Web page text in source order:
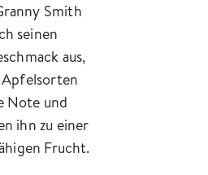
Smith
seinen
aus,
Note und
ihn zu einer
Frucht.